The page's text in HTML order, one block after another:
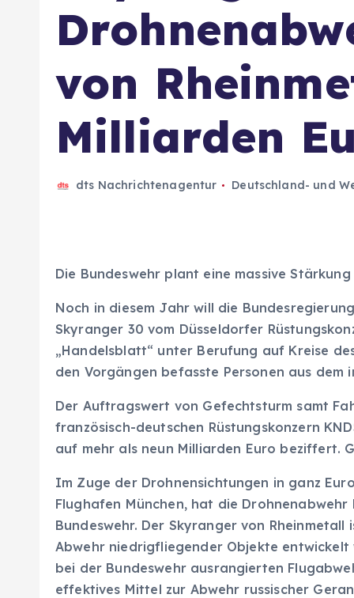
von
Milliarden
dts Nachrichtenagentur Deutschland- und
Die Bundeswehr plant eine massive
Noch in diesem Jahr will die
Skyranger 30 vom Düsseldorfer
„Handelsblatt“ unter Berufung auf Kreise
den Vorgängen befasste Personen aus dem
Der Auftragswert von Gefechtsturm samt
französisch-deutschen Rüstungskonzern
auf mehr als neun Milliarden Euro beziffert.
Im Zuge der Drohnensichtungen in ganz
Flughafen München, hat die
Bundeswehr. Der Skyranger von
Abwehr niedrigfliegender Objekte
bei der Bundeswehr ausrangierten
effektives Mittel zur Abwehr russischer